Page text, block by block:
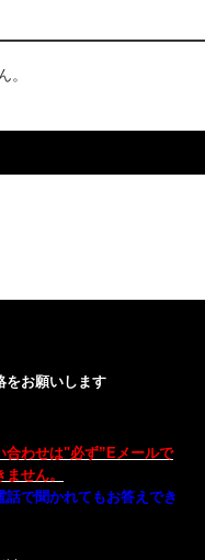
。
お願いします
合わせは"必ず”Eメールで
せん。
で聞かれてもお答えでき